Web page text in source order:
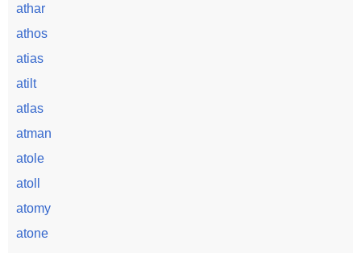
athar
athos
atias
atilt
atlas
atman
atole
atoll
atomy
atone